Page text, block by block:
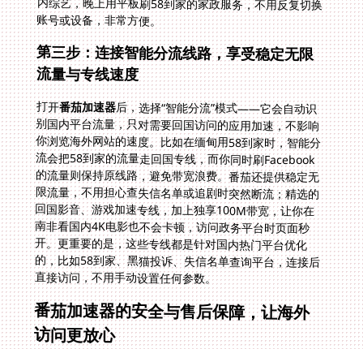
账号或设备，非常方便。
第三步：连接智能分流线路，享受稳定无限
流量与专线速度
打开番茄加速器后，选择“智能分流”模式——它会自动识
别国内平台流量，只对需要回国访问的应用加速，不影响
你浏览海外网站的速度。比如在缅甸用58到家时，智能分
流会把58到家的流量走回国专线，而你同时刷Facebook
的流量则保持原线路，避免带宽浪费。番茄还提供稳定无
限流量，不用担心查失信名单或追剧时突然断流；精选的
回国影音、游戏加速专线，加上独享100M带宽，让你在
南非看国内4K电影也不会卡顿，访问政务平台时页面秒
开。更重要的是，这些专线都是针对国内热门平台优化
的，比如58到家、黑猫投诉、失信名单查询平台，连接后
直接访问，不用手动设置任何参数。
番茄加速器的安全与售后保障，让海外
访问更放心